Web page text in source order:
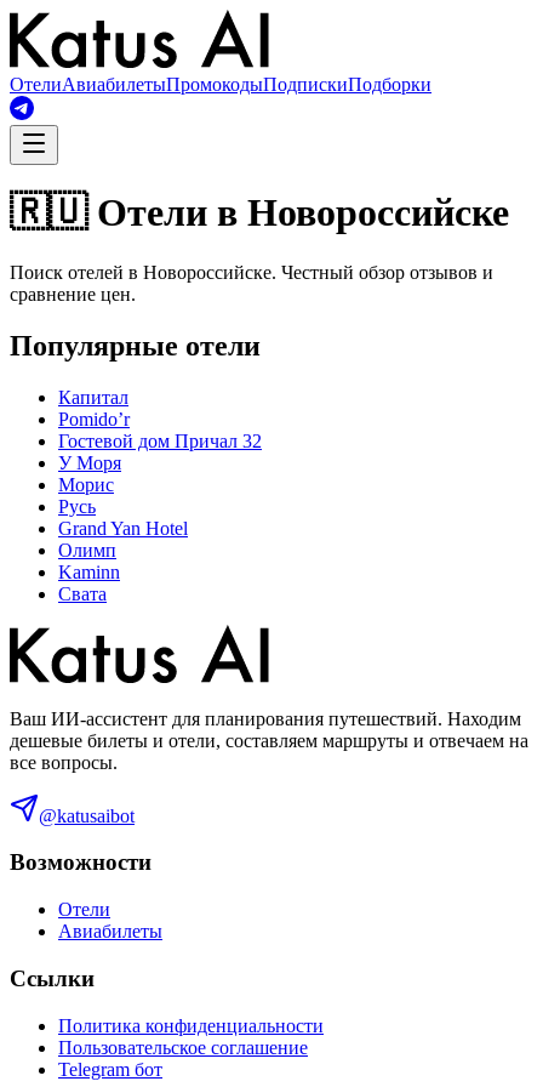
ОтелиАвиабилетыПромокодыПодпискиПодборки
🇷🇺 Отели в Новороссийске
Поиск отелей в Новороссийске. Честный обзор отзывов и
сравнение цен.
Популярные отели
Капитал
Pomido’r
Гостевой дом Причал 32
У Моря
Морис
Русь
Grand Yan Hotel
Олимп
Kaminn
Свата
Ваш ИИ-ассистент для планирования путешествий. Находим
дешевые билеты и отели, составляем маршруты и отвечаем на
все вопросы.
@katusaibot
Возможности
Отели
Авиабилеты
Ссылки
Политика конфиденциальности
Пользовательское соглашение
Telegram бот